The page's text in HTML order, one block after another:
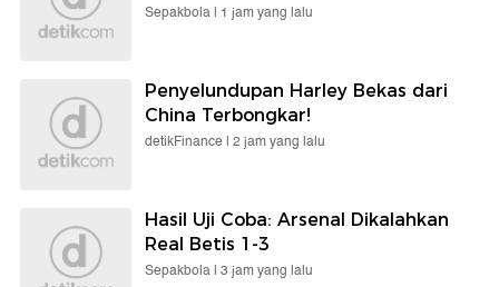
Sepakbola | 1 jam yang lalu
Penyelundupan Harley Bekas dari
China Terbongkar!
detikFinance | 2 jam yang lalu
Hasil Uji Coba: Arsenal Dikalahkan
Real Betis 1-3
Sepakbola | 3 jam yang lalu